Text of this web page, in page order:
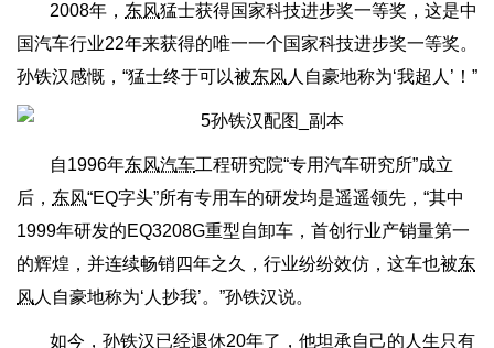
2008年， 东风猛士获得国家科技进步奖一等奖，这是中
国汽车行业22年来获得的唯一一个国家科技进步奖一等奖。
孙铁汉感慨，“猛士终于可以被东风人自豪地称为‘我超人’！”
自1996年东风汽车工程研究院“专用汽车研究所”成立
后， 东风“EQ字头”所有专用车的研发均是遥遥领先，“其中
1999年研发的EQ3208G重型自卸车，首创行业产销量第一
的辉煌，并连续畅销四年之久，行业纷纷效仿，这车也被东
风人自豪地称为‘人抄我’。”孙铁汉说。
如今，孙铁汉已经退休20年了，他坦承自己的人生只有